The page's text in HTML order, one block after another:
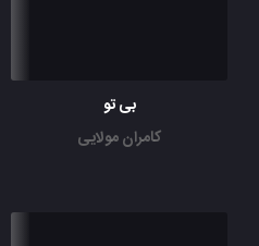
بی تو
کامران مولایی